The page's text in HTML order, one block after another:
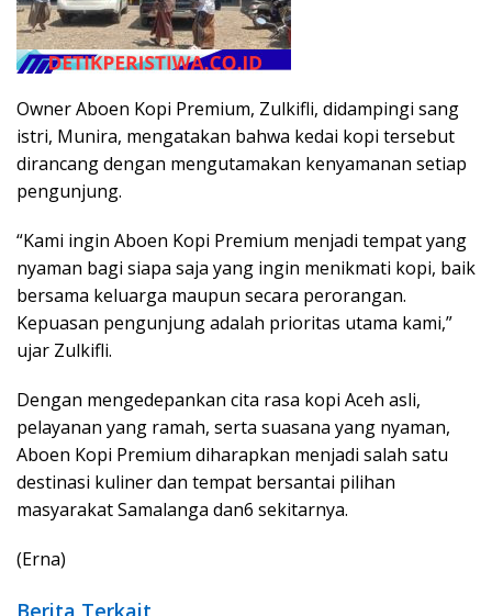
Owner Aboen Kopi Premium, Zulkifli, didampingi sang
istri, Munira, mengatakan bahwa kedai kopi tersebut
dirancang dengan mengutamakan kenyamanan setiap
pengunjung.
“Kami ingin Aboen Kopi Premium menjadi tempat yang
nyaman bagi siapa saja yang ingin menikmati kopi, baik
bersama keluarga maupun secara perorangan.
Kepuasan pengunjung adalah prioritas utama kami,”
ujar Zulkifli.
Dengan mengedepankan cita rasa kopi Aceh asli,
pelayanan yang ramah, serta suasana yang nyaman,
Aboen Kopi Premium diharapkan menjadi salah satu
destinasi kuliner dan tempat bersantai pilihan
masyarakat Samalanga dan6 sekitarnya.
(Erna)
Berita Terkait